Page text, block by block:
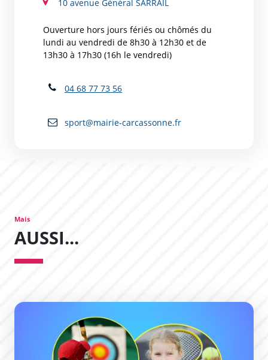
10 avenue Général SARRAIL
Ouverture hors jours fériés ou chômés du
lundi au vendredi de 8h30 à 12h30 et de
13h30 à 17h30 (16h le vendredi)
04 68 77 73 56
sport@mairie-carcassonne.fr
Mais
AUSSI...
Des stages multi-sports pour vos enfants !